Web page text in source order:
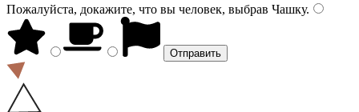
Пожалуйста, докажите, что вы человек, выбрав Чашку.